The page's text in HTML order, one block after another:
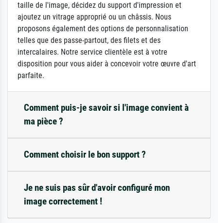
taille de l'image, décidez du support d'impression et
ajoutez un vitrage approprié ou un châssis. Nous
proposons également des options de personnalisation
telles que des passe-partout, des filets et des
intercalaires. Notre service clientèle est à votre
disposition pour vous aider à concevoir votre œuvre d'art
parfaite.
Comment puis-je savoir si l'image convient à
ma pièce ?
Comment choisir le bon support ?
Je ne suis pas sûr d'avoir configuré mon
image correctement !